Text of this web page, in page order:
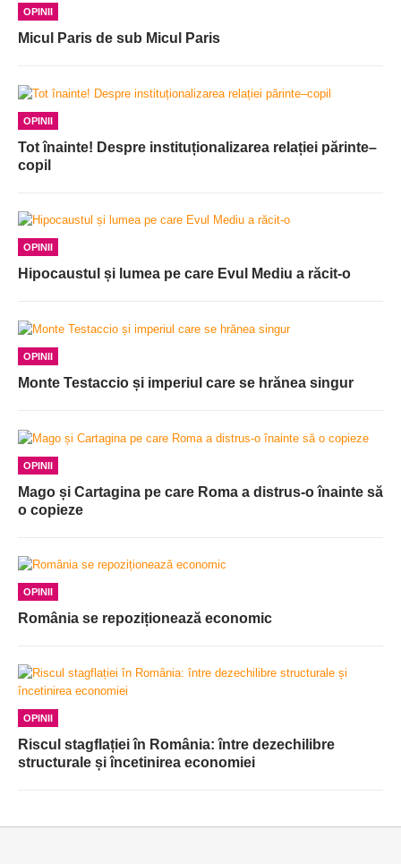
OPINII
Micul Paris de sub Micul Paris
OPINII
Tot înainte! Despre instituționalizarea relației părinte–
copil
OPINII
Hipocaustul și lumea pe care Evul Mediu a răcit-o
OPINII
Monte Testaccio și imperiul care se hrănea singur
OPINII
Mago și Cartagina pe care Roma a distrus-o înainte să
o copieze
OPINII
România se repoziționează economic
OPINII
Riscul stagflației în România: între dezechilibre
structurale și încetinirea economiei